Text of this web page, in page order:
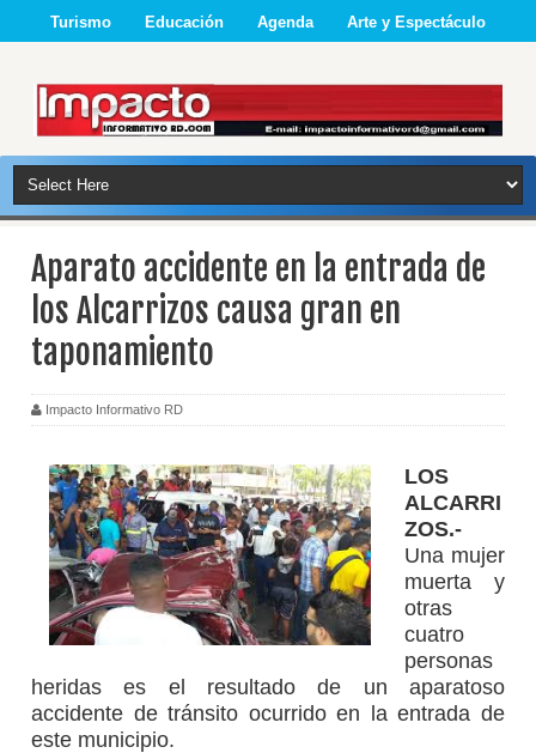
Turismo Educación Agenda Arte y Espectáculo
Aparato accidente en la entrada de
los Alcarrizos causa gran en
taponamiento
Impacto Informativo RD
LOS
ALCARRI
ZOS.-
Una mujer
muerta y
otras
cuatro
personas
heridas es el resultado de un aparatoso
accidente de tránsito ocurrido en la entrada de
este municipio.